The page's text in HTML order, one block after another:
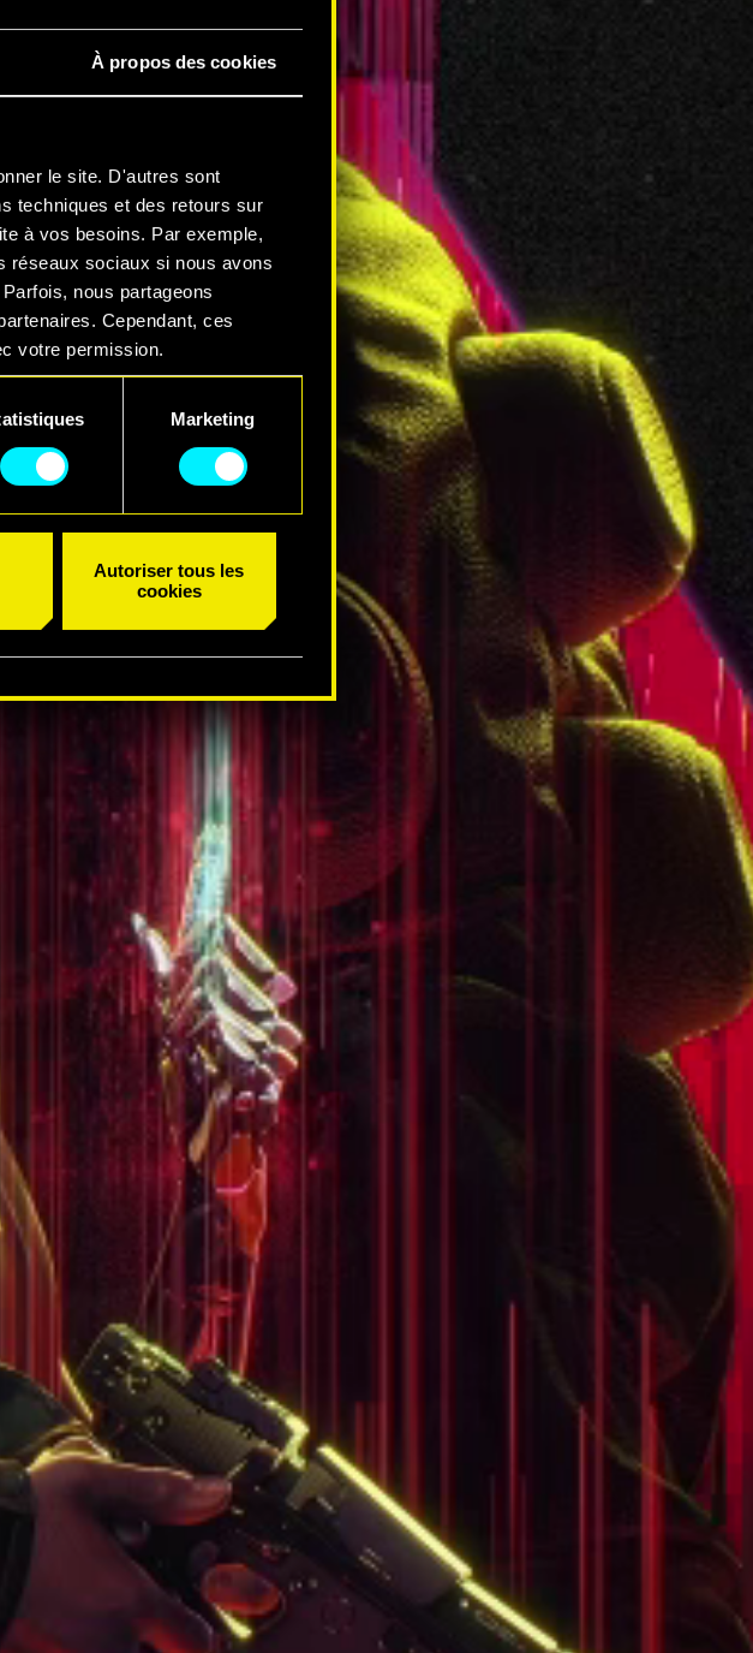
À propos des cookies
le site. D'autres sont
techniques et des retours sur
à vos besoins. Par exemple,
réseaux sociaux si nous avons
nous partageons
Cependant, ces
votre permission.
utilisation des cookies et
ci-dessous.
Marketing
Autoriser tous les
cookies